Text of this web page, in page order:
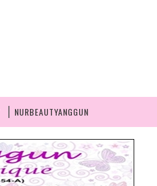
NURBEAUTYANGGUN